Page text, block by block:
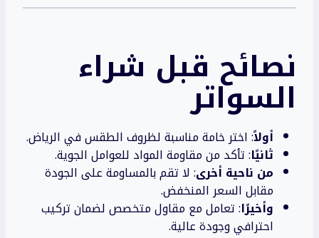
نصائح قبل شراء
السواتر
أولاً: اختر خامة مناسبة لظروف الطقس في الرياض.
ثانيًا: تأكد من مقاومة المواد للعوامل الجوية.
من ناحية أخرى: لا تقم بالمساومة على الجودة
مقابل السعر المنخفض.
وأخيرًا: تعامل مع مقاول متخصص لضمان تركيب
احترافي وجودة عالية.